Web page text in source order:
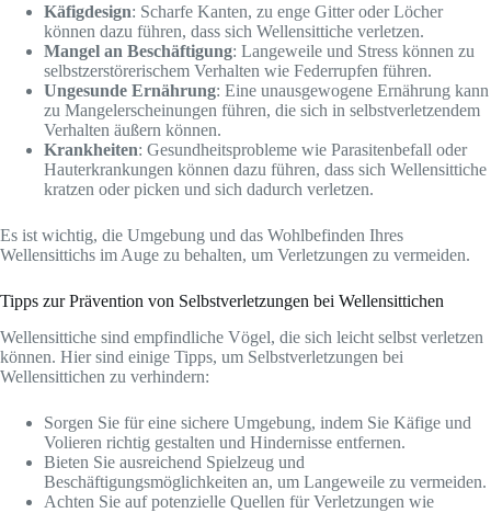
Käfigdesign: Scharfe Kanten, zu enge Gitter oder Löcher
können dazu führen, dass sich Wellensittiche verletzen.
Mangel an Beschäftigung: Langeweile und Stress können zu
selbstzerstörerischem Verhalten wie Federrupfen führen.
Ungesunde Ernährung: Eine unausgewogene Ernährung kann
zu Mangelerscheinungen führen, die sich in selbstverletzendem
Verhalten äußern können.
Krankheiten: Gesundheitsprobleme wie Parasitenbefall oder
Hauterkrankungen können dazu führen, dass sich Wellensittiche
kratzen oder picken und sich dadurch verletzen.
Es ist wichtig, die Umgebung und das Wohlbefinden Ihres
Wellensittichs im Auge zu behalten, um Verletzungen zu vermeiden.
Tipps zur Prävention von Selbstverletzungen bei Wellensittichen
Wellensittiche sind empfindliche Vögel, die sich leicht selbst verletzen
können. Hier sind einige Tipps, um Selbstverletzungen bei
Wellensittichen zu verhindern:
Sorgen Sie für eine sichere Umgebung, indem Sie Käfige und
Volieren richtig gestalten und Hindernisse entfernen.
Bieten Sie ausreichend Spielzeug und
Beschäftigungsmöglichkeiten an, um Langeweile zu vermeiden.
Achten Sie auf potenzielle Quellen für Verletzungen wie